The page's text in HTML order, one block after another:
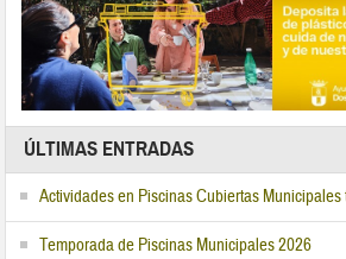
ÚLTIMAS ENTRADAS
Actividades en Piscinas Cubiertas
Temporada de Piscinas Municipales 2026